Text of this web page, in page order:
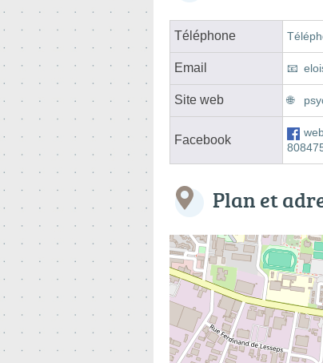
Téléphone
Email
Site web
Facebook
Plan et